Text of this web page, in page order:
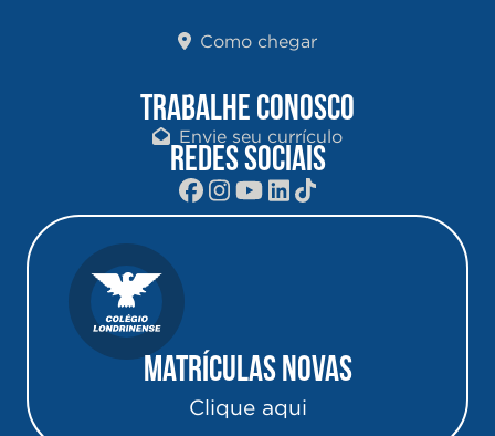
Como chegar
TRABALHE CONOSCO
Envie seu currículo
REDES SOCIAIS
Matrículas Novas
Clique aqui